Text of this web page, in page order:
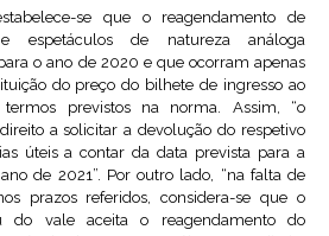
se que o reagendamento de
e espetáculos de natureza análoga
o ano de 2020 e que ocorram apenas
do preço do bilhete de ingresso ao
termos previstos na norma. Assim, “o
a solicitar a devolução do respetivo
úteis a contar da data prevista para a
de 2021”. Por outro lado, “na falta de
prazos referidos, considera-se que o
do vale aceita o reagendamento do